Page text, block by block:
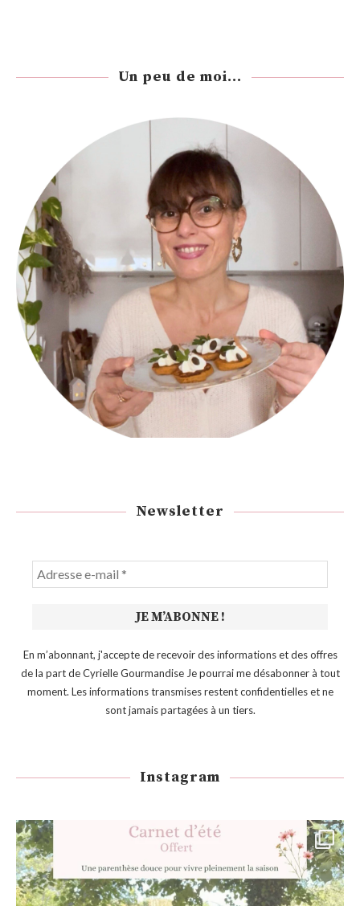
Un peu de moi...
Newsletter
En m’abonnant, j'accepte de recevoir des informations et des offres
de la part de Cyrielle Gourmandise Je pourrai me désabonner à tout
moment. Les informations transmises restent confidentielles et ne
sont jamais partagées à un tiers.
Instagram